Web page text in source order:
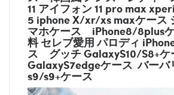
11 アイフォン 11 pro max
5 iphone X/xr/xs maxケース
マホケース iPhone8/8plus
料 セレブ愛用 パロディ
ス グッチGalaxyS10/S8+ケ
GalaxyS7edgeケース バー
s9/s9+ケース